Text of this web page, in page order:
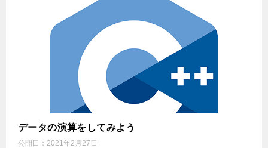
データの演算をしてみよう
公開日： 2021年2月27日